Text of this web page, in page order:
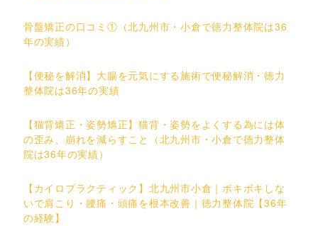
骨盤矯正の口コミ①（北九州市・小倉で徳力整体院は36
年の実績）
【便秘を解消】大腸を元気にする施術で便秘解消・徳力
整体院は36年の実績
【猫背矯正・姿勢矯正】猫背・姿勢をよくする為には体
の歪み、崩れを減らすこと（北九州市・小倉で徳力整体
院は36年の実績）
【カイロプラクティック】北九州市小倉｜ボキボキしな
いで肩こり・腰痛・頭痛を根本改善｜徳力整体院【36年
の経験】